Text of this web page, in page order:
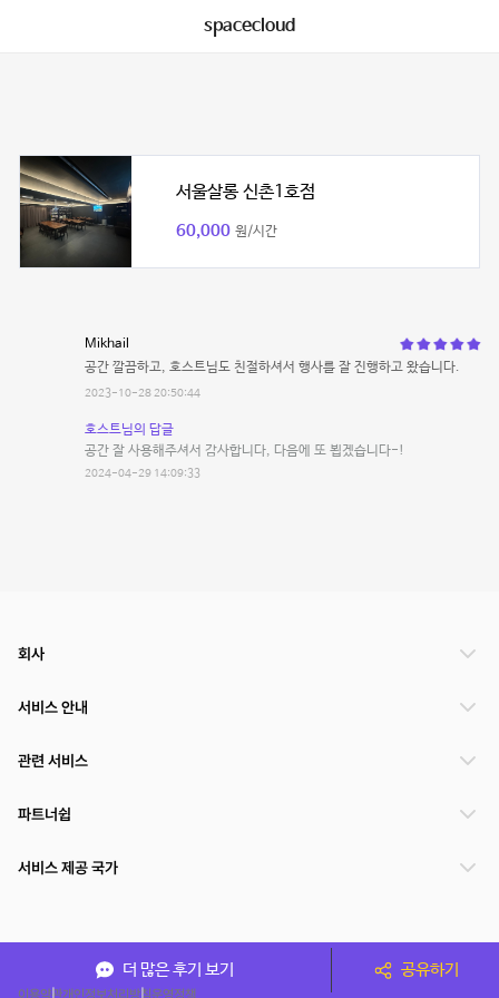
spacecloud
서울살롱 신촌1호점
60,000 원/시간
Mikhail
공간 깔끔하고, 호스트님도 친절하셔서 행사를 잘 진행하고 왔습니다.
2023-10-28 20:50:44
호스트님의 답글
공간 잘 사용해주셔서 감사합니다, 다음에 또 뵙겠습니다-!
2024-04-29 14:09:33
더 많은 후기 보기 공유하기
회사
서비스 안내
관련 서비스
파트너쉽
서비스 제공 국가
이용약관개인정보처리방침운영정책